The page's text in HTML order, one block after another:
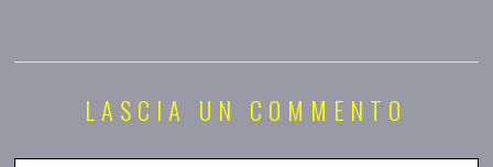
LASCIA UN COMMENTO